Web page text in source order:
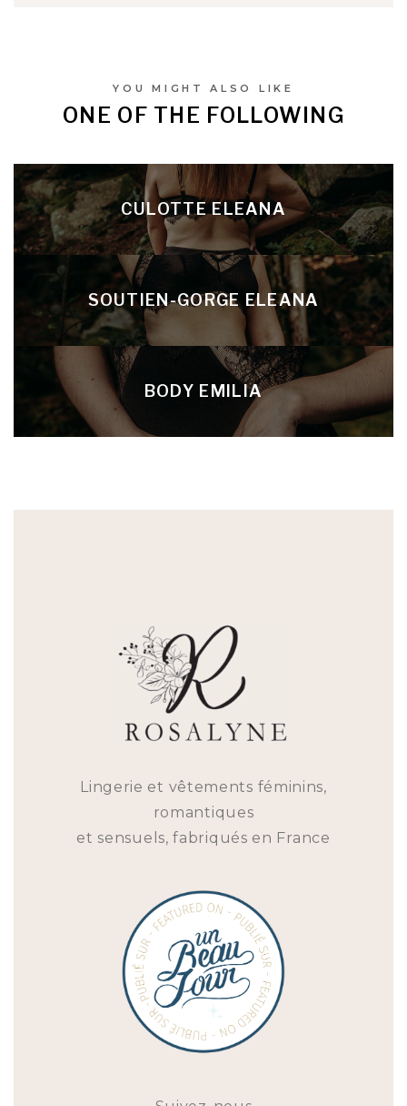
YOU MIGHT ALSO LIKE
ONE OF THE FOLLOWING
CULOTTE ELEANA
SOUTIEN-GORGE ELEANA
BODY EMILIA
Lingerie et vêtements féminins,
romantiques
et sensuels, fabriqués en France